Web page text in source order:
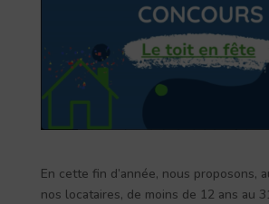
En cette fin d’année, nous proposons,
nos locataires, de moins de 12 ans au